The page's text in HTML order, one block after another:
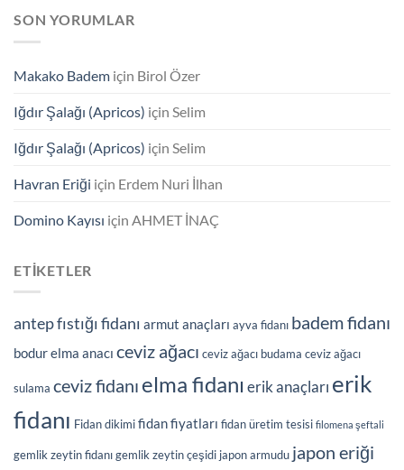
SON YORUMLAR
Makako Badem için Birol Özer
Iğdır Şalağı (Apricos) için Selim
Iğdır Şalağı (Apricos) için Selim
Havran Eriği için Erdem Nuri İlhan
Domino Kayısı için AHMET İNAÇ
ETIKETLER
antep fıstığı fidanı armut anaçları ayva fidanı badem fidanı
bodur elma anacı ceviz ağacı ceviz ağacı budama ceviz ağacı
sulama ceviz fidanı elma fidanı erik anaçları erik
fidanı Fidan dikimifidan fiyatları fidan üretim tesisi filomena şeftali
gemlik zeytin fidanıgemlik zeytin çeşidi japon armudu japon eriği